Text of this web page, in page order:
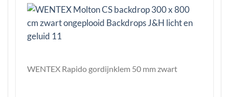
WENTEX Rapido gordijnklem 50 mm zwart